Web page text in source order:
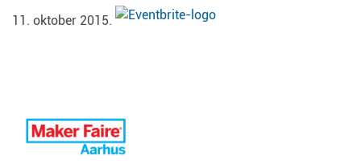
11. oktober 2015.